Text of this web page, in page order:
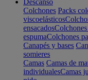
Descanso
Colchones Packs
viscoelásticos
ensacados
espumaColchones
Canapés y bases
somieres
Camas Camas de
individualesCamas